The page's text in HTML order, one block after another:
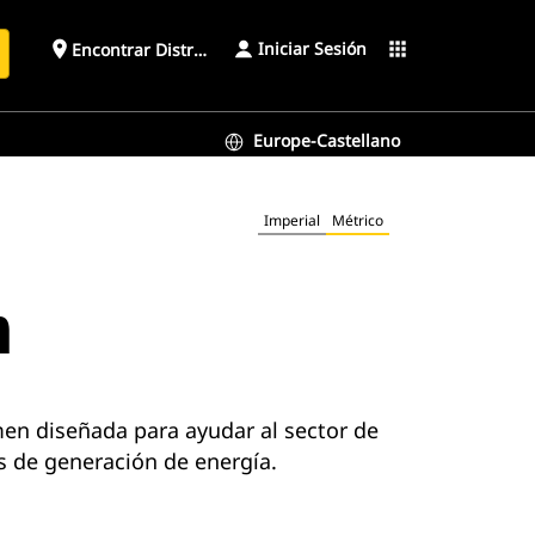
place Encontrar Distribuidor Iniciar Sesión apps
Europe-Castellano
Imperial Métrico
diseñada para ayudar al sector de
generación de energía.